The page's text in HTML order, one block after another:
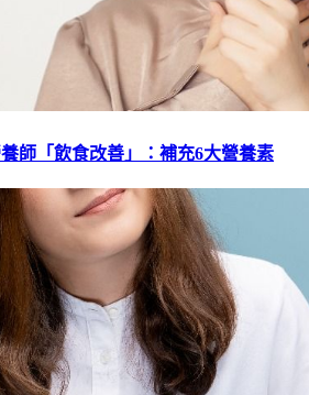
師「飲食改善」：補充6大營養素